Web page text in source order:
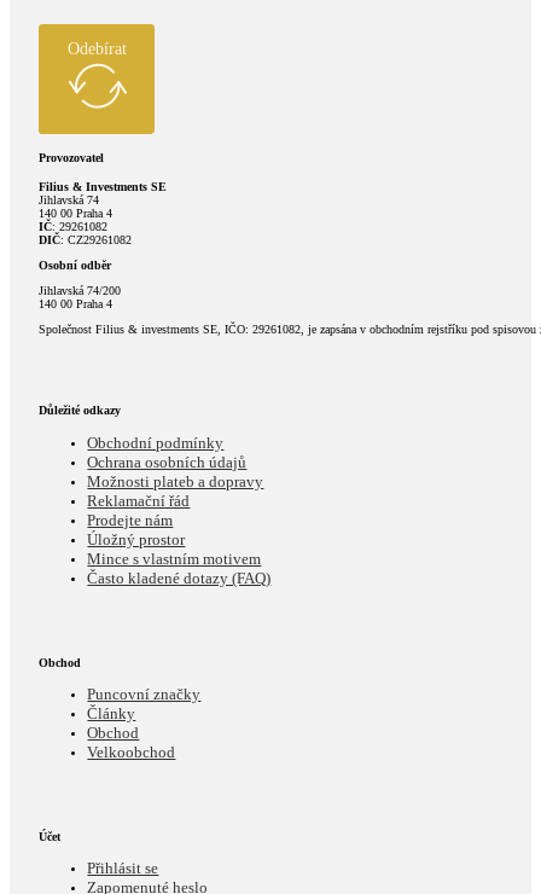
Odebírat
Provozovatel
Filius & Investments SE
Jihlavská 74
140 00 Praha 4
IČ: 29261082
DIČ: CZ29261082
Osobní odběr
Jihlavská 74/200
140 00 Praha 4
Společnost Filius & investments SE, IČO: 29261082, je zapsána v obchodním rejstříku pod spisovou
Důležité odkazy
Obchodní podmínky
Ochrana osobních údajů
Možnosti plateb a dopravy
Reklamační řád
Prodejte nám
Úložný prostor
Mince s vlastním motivem
Často kladené dotazy (FAQ)
Obchod
Puncovní značky
Články
Obchod
Velkoobchod
Účet
Přihlásit se
Zapomenuté heslo